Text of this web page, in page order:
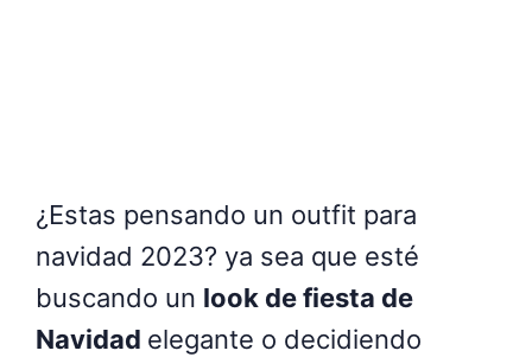
¿Estas pensando un outfit para
navidad 2023? ya sea que esté
buscando un look de fiesta de
Navidad elegante o decidiendo